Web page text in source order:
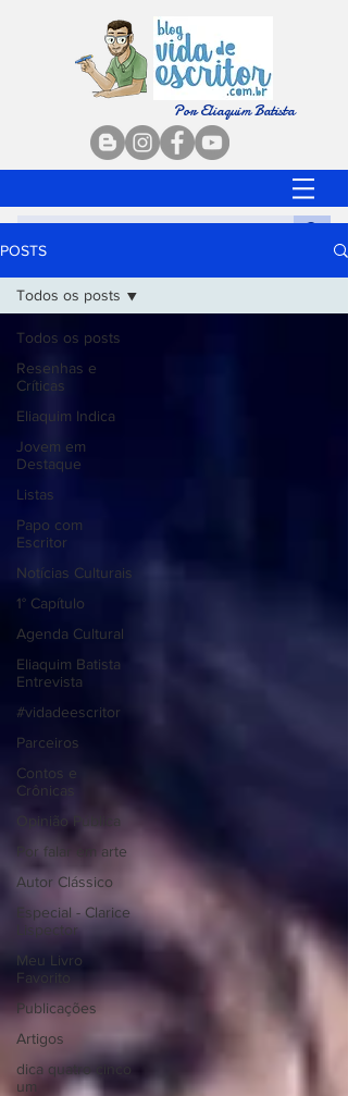
Por Eliaquim Batista
POSTS
Todos os posts
Resenhas e
Críticas
Eliaquim Indica
Jovem em
Destaque
Listas
Papo com
Escritor
Notícias Culturais
1° Capítulo
Agenda Cultural
Eliaquim Batista
Entrevista
#vidadeescritor
Parceiros
Contos e
Crônicas
Opinião Pública
Por falar em arte
Autor Clássico
Especial - Clarice
Lispector
Meu Livro
Favorito
Publicações
Artigos
dica quatro cinco
um
Todos os posts